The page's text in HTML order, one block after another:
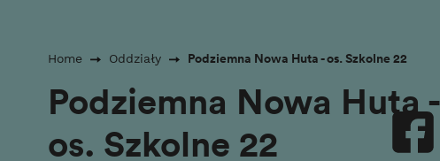
Home Oddziały Podziemna Nowa Huta - os. Szkolne 22
Podziemna Nowa Huta -
os. Szkolne 22